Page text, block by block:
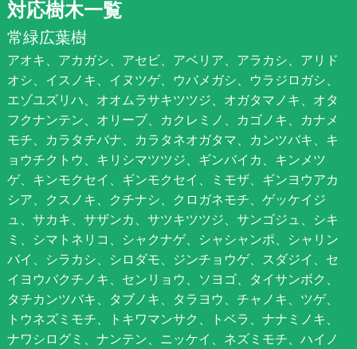
対応樹木一覧
常緑広葉樹
アオキ、アカガシ、アセビ、アベリア、アラカシ、アリド
オシ、イスノキ、イヌツゲ、ウバメガシ、ウラジロガシ、
エゾユズリハ、オオムラサキツツジ、オガタマノキ、オタ
フクナンテン、オリーブ、カクレミノ、カゴノキ、カナメ
モチ、カラタチバナ、カラタネオガタマ、カンツバキ、キ
ョウチクトウ、キリシマツツジ、ギンバイカ、キンメツ
ゲ、キンモクセイ、ギンモクセイ、ミモザ、ギンヨウアカ
シア、クスノキ、クチナシ、クロガネモチ、ゲッケイジ
ュ、サカキ、サザンカ、サツキツツジ、サンゴジュ、シキ
ミ、シマトネリコ、シャクナゲ、シャシャンポ、シャリン
バイ、シラカシ、シロダモ、ジンチョウゲ、スダジイ、セ
イヨウバクチノキ、センリョウ、ソヨゴ、タイサンボク、
タチカンツバキ、タブノキ、タラヨウ、チャノキ、ツゲ、
トウネズミモチ、トキワマンサク、トベラ、ナナミノキ、
ナワシログミ、ナンテン、ニッケイ、ネズミモチ、ハイノ